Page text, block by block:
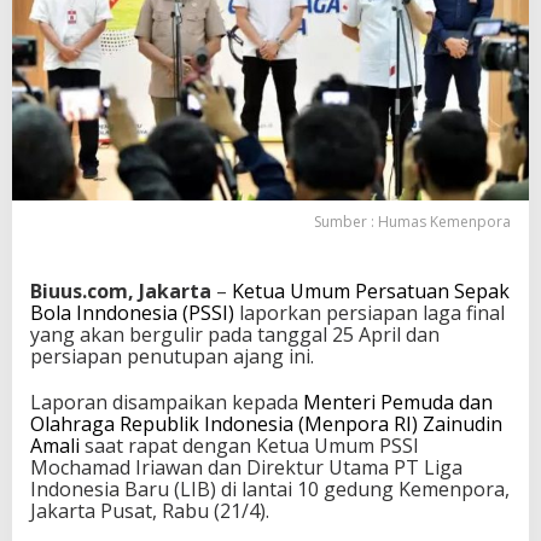
a
n
L
I
B
,
P
e
r
p
k
a
n
e
n
u
t
u
p
Sumber : Humas Kemenpora
Biuus.com, Jakarta – Ketua Umum Persatuan Sepak
Bola Inndonesia (PSSI) laporkan persiapan laga final
yang akan bergulir pada tanggal 25 April dan
persiapan penutupan ajang ini.
Laporan disampaikan kepada Menteri Pemuda dan
Olahraga Republik Indonesia (Menpora RI) Zainudin
Amali saat rapat dengan Ketua Umum PSSI
Mochamad Iriawan dan Direktur Utama PT Liga
Indonesia Baru (LIB) di lantai 10 gedung Kemenpora,
Jakarta Pusat, Rabu (21/4).